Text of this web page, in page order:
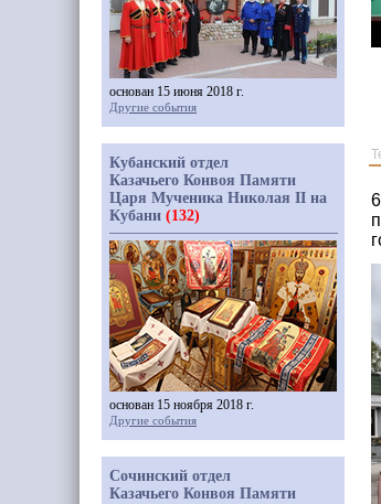
основан 15 июня 2018 г.
Другие события
Кубанский отдел
Казачьего Конвоя Памяти
Царя Мученика Николая II на
Кубани (132)
основан 15 ноября 2018 г.
Другие события
Сочинский отдел
Казачьего Конвоя Памяти